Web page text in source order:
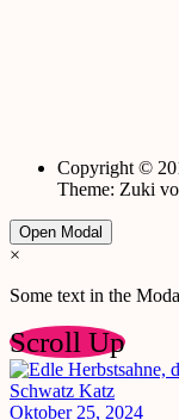
Copyright ©
Theme: Zuki
Open Modal
×
Some text in the
Scroll Up
Oktober 25, 2024